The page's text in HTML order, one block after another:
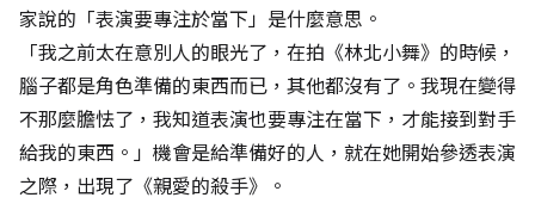
家說的「表演要專注於當下」是什麼意思。
「我之前太在意別人的眼光了，在拍《林北小舞》的時候，
腦子都是角色準備的東西而已，其他都沒有了。我現在變得
不那麼膽怯了，我知道表演也要專注在當下，才能接到對手
給我的東西。」機會是給準備好的人，就在她開始參透表演
之際，出現了《親愛的殺手》。